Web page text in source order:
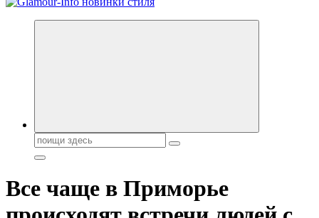
Секреты молодости, красоты и долголетия. Гламурный журнал
Поиск:
Все чаще в Приморье